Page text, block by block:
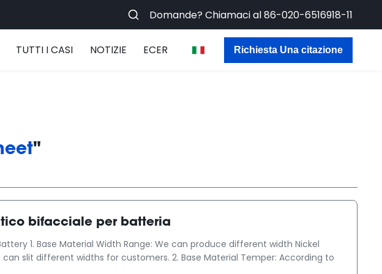
Domande? Chiamaci al86-020-6516918-11
TUTTI I CASI NOTIZIE ECER Richiesta Una citazione
"
bifacciale per batteria
1. Base Material Width Range: We can produce different width Nickel
slit different widths for customers. 2. Base Material Temper: According to